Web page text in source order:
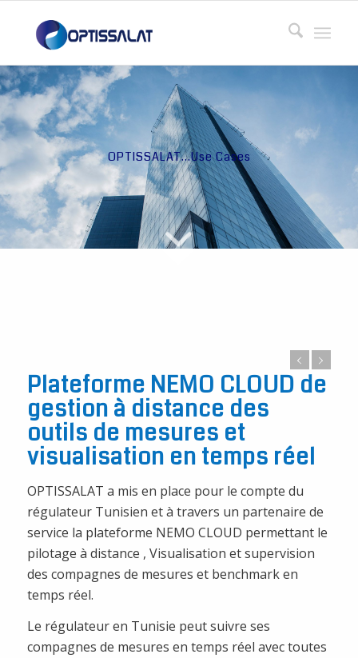
OPTISSALAT…Use Cases
Plateforme NEMO CLOUD de
gestion à distance des
outils de mesures et
visualisation en temps réel
OPTISSALAT a mis en place pour le compte du
régulateur Tunisien et à travers un partenaire de
service la plateforme NEMO CLOUD permettant le
pilotage à distance , Visualisation et supervision
des compagnes de mesures et benchmark en
temps réel.
Le régulateur en Tunisie peut suivre ses
compagnes de mesures en temps réel avec toutes